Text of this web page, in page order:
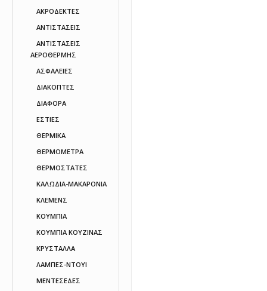
ΑΚΡΟΔΕΚΤΕΣ
ΑΝΤΙΣΤΑΣΕΙΣ
ΑΝΤΙΣΤΑΣΕΙΣ
ΑΕΡΟΘΕΡΜΗΣ
ΑΣΦΑΛΕΙΕΣ
ΔΙΑΚΟΠΤΕΣ
ΔΙΑΦΟΡΑ
ΕΣΤΙΕΣ
ΘΕΡΜΙΚΑ
ΘΕΡΜΟΜΕΤΡΑ
ΘΕΡΜΟΣΤΑΤΕΣ
ΚΑΛΩΔΙΑ-ΜΑΚΑΡΟΝΙΑ
ΚΛΕΜΕΝΣ
ΚΟΥΜΠΙΑ
ΚΟΥΜΠΙΑ ΚΟΥΖΙΝΑΣ
ΚΡΥΣΤΑΛΛΑ
ΛΑΜΠΕΣ-ΝΤΟΥΙ
ΜΕΝΤΕΣΕΔΕΣ